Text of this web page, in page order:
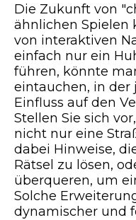
Die Zukunft von
ähnlichen Spielen
von interaktiven
einfach nur ein
führen, könnte
eintauchen, in der
Einfluss auf den
Stellen Sie sich
nicht nur eine
dabei Hinweise,
Rätsel zu lösen,
überqueren, um
Solche
dynamischer und